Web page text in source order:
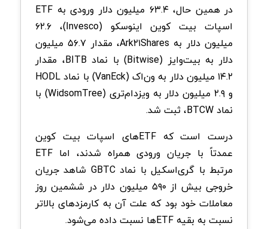
در همین حال، ۶۳.۴ میلیون دلار ورودی به ETF
اسپات بیت کوین اینوسکو (Invesco)، ۶۲.۶
میلیون دلار به Ark۲۱Shares، مقدار ۵۶.۷ میلیون
دلار به بیت‌وایز (Bitwise) با نماد BITB، مقدار
۱۴.۲ میلیون دلار به ون‌اک (VanEck) با نماد HODL
و ۲.۹ میلیون دلار به ویزدام‌تری (WidsomTree) با
نماد BTCW، ثبت شد.
درست است که ETFهای اسپات بیت کوین
عمدتاً با جریان ورودی همراه شدند، اما ETF
مرتبط با گری‌اسکیل با نماد GBTC شاهد جریان
خروجی بیش از ۵۹۰ میلیون دلار در ششمین روز
معاملات خود بود که علت آن به کارمزدهای بالاتر
نسبت به بقیه ETFها نسبت داده می‌شود.